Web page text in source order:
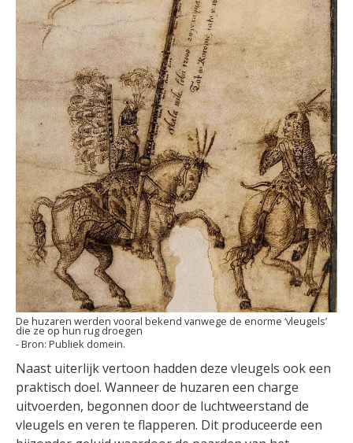
De huzaren werden vooral bekend vanwege de enorme ‘vleugels’
die ze op hun rug droegen
Publiek domein.
Naast uiterlijk vertoon hadden deze vleugels ook een
praktisch doel. Wanneer de huzaren een charge
uitvoerden, begonnen door de luchtweerstand de
vleugels en veren te flapperen. Dit produceerde een